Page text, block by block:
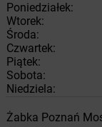
Poniedziałek:
Wtorek:
Środa:
Czwartek:
Piątek:
Sobota:
Niedziela:
Żabka Poznań